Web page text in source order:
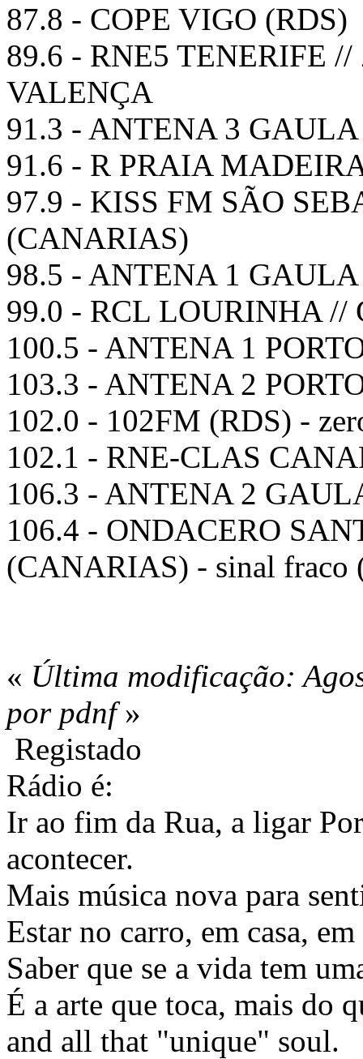
87.8 - COPE VIGO (RDS)
89.6 - RNE5 TENERIFE
VALENÇA
91.3 - ANTENA 3
91.6 - R PRAIA
97.9 - KISS FM SÃO
(CANARIAS)
98.5 - ANTENA 1
99.0 - RCL LOURINHA
100.5 - ANTENA 1
103.3 - ANTENA 2
102.0 - 102FM (RDS) -
102.1 - RNE-CLAS
106.3 - ANTENA 2
106.4 - ONDACERO
(CANARIAS) - sinal fraco
« Última modificação:
por pdnf»
Registado
Rádio é:
Ir ao fim da Rua, a ligar
acontecer.
Mais música nova para
Estar no carro, em casa,
Saber que se a vida tem
É a arte que toca, mais do
and all that "unique" soul.